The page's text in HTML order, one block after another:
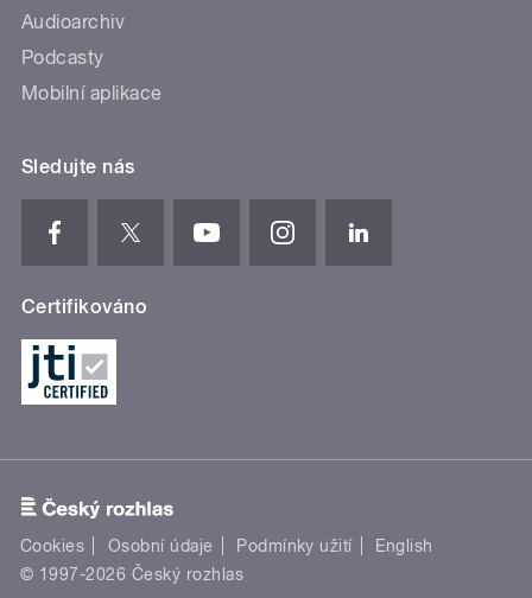
Audioarchiv
Podcasty
Mobilní aplikace
Sledujte nás
Certifikováno
Cookies Osobní údaje Podmínky užití
English
© 1997-2026 Český rozhlas